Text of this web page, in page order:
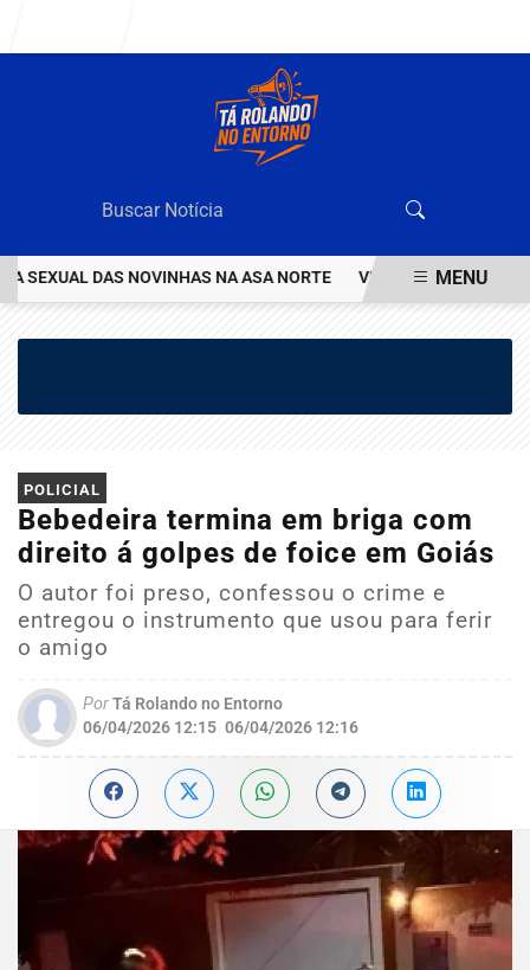
DAS NOVINHAS NA ASA NORTE VEJA QUEM ÉOMENU
POLICIAL
Bebedeira termina em briga com
direito á golpes de foice em Goiás
O autor foi preso, confessou o crime e
entregou o instrumento que usou para ferir
o amigo
PorTá Rolando no Entorno
06/04/2026 12:15 06/04/2026 12:16